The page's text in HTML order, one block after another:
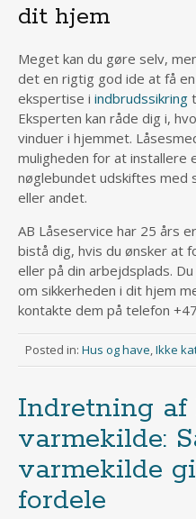
dit hjem
Meget kan du gøre selv,
det en rigtig god ide at få
ekspertise i indbrudssikring
Eksperten kan råde dig i,
vinduer i hjemmet.
muligheden for at installere
nøglebundet udskiftes med
eller andet.
AB Låseservice har 25 års
bistå dig, hvis du ønsker at
eller på din arbejdsplads.
om sikkerheden i dit hjem
kontakte dem på telefon
Posted in: Hus og have,Ikke
Indretning af
varmekilde:
varmekilde
fordele